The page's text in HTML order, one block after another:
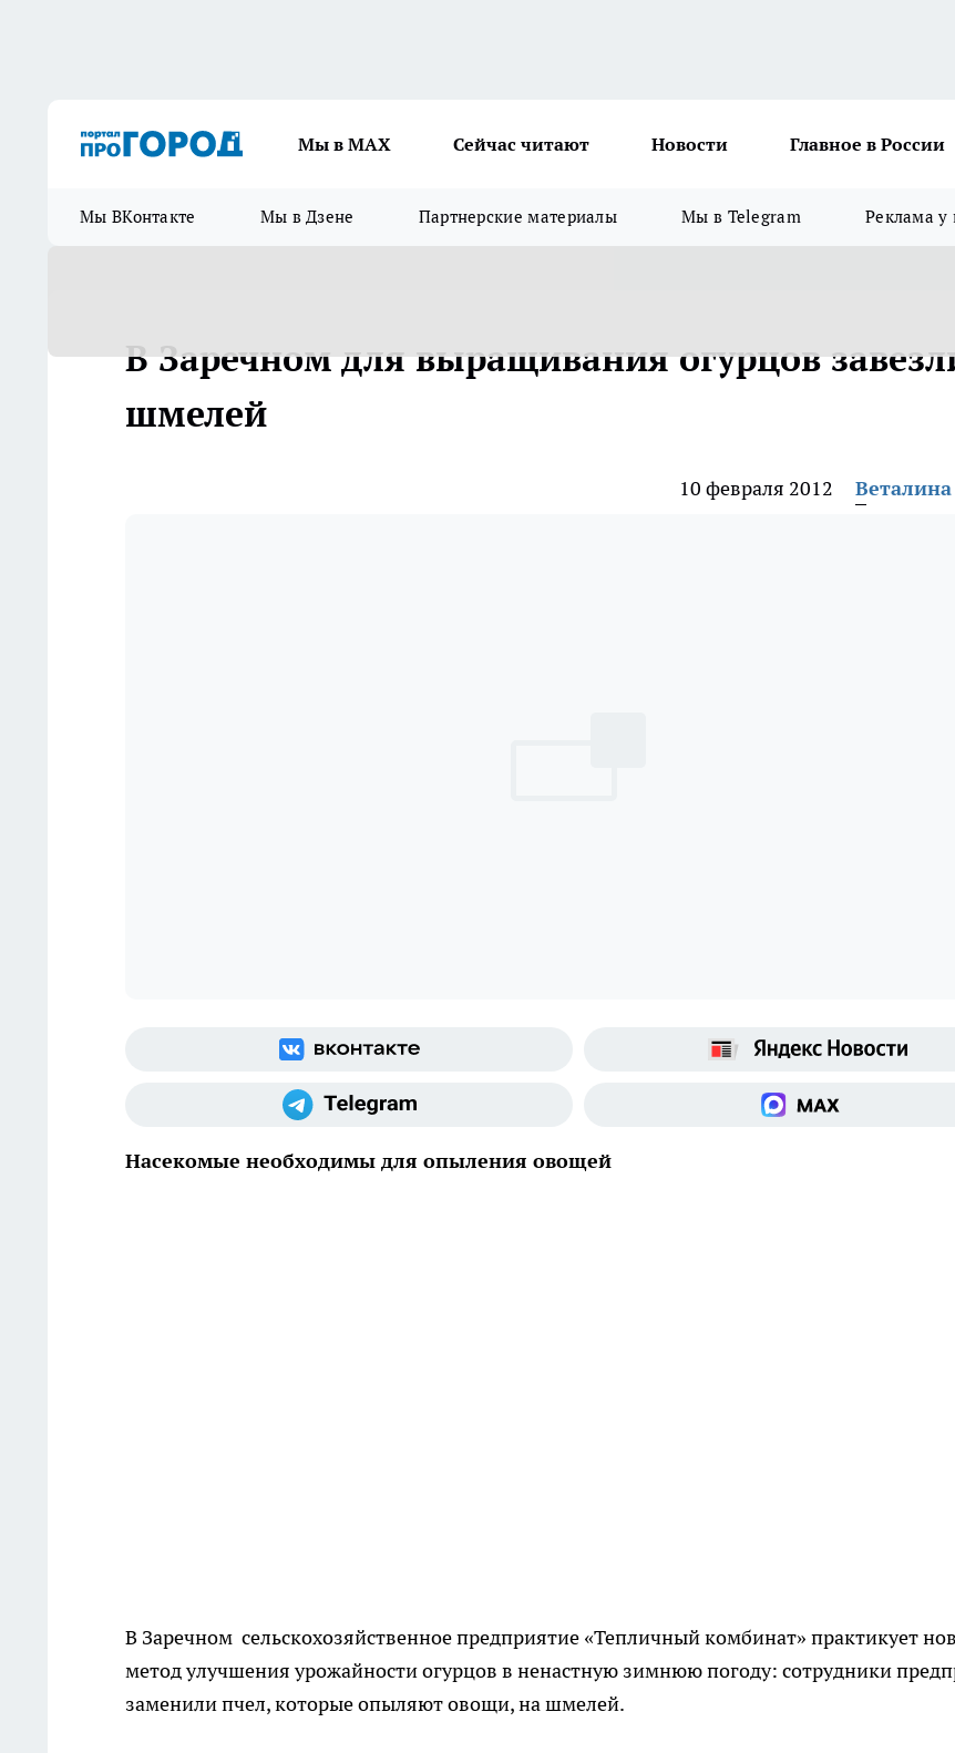
Мы в МАХ Сейчас читают Новости Главное в России
Мы ВКонтакте Мы в Дзене Партнерские материалы Мы в Telegram Реклама у
В Заречном для выращивания огурцов
шмелей
10 февраля 2012
Насекомые необходимы для опыления овощей
В Заречном сельскохозяйственное предприятие «Тепличный комбинат» практикует
метод улучшения урожайности огурцов в ненастную зимнюю погоду: сотрудники
заменили пчел, которые опыляют овощи, на шмелей.